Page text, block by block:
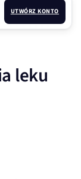
UTWÓRZ KONTO
leku